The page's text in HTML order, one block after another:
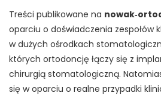
Treści publikowane na
oparciu o doświadczenia zespołów
w dużych ośrodkach
których ortodoncję łączy się z
chirurgią stomatologiczną.
się w oparciu o realne przypadki